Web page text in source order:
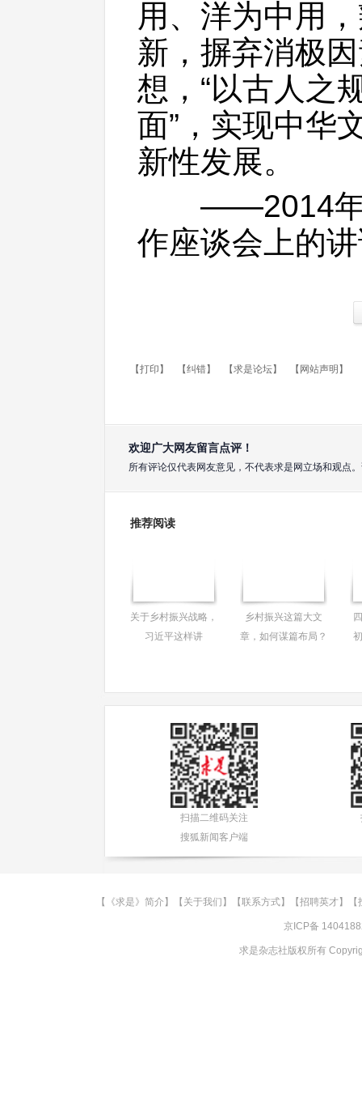
用、洋为中用
新，摒弃消极
想，“以古人之
面”，实现中华
新性发展。
——2014年
作座谈会上的
【打印】 【纠错】 【求是论坛】 【网站声明】
欢迎广大网友留言点评！
所有评论仅代表网友意见，不代表求是网立场和观点
推荐阅读
关于乡村振兴战略，
习近平这样讲
乡村振兴这篇大文
章，如何谋篇布局？
扫描二维码关注
搜狐新闻客户端
【 《求是》简介 】【 关于我们 】【联系方式】【招聘英才】【
京ICP备
求是杂志社版权所有